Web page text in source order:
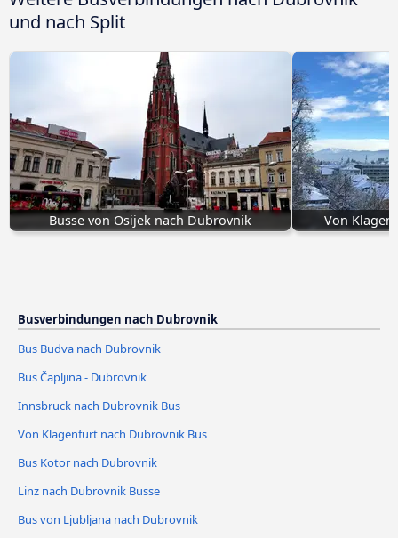
und nach Split
Busse von Osijek nach Dubrovnik Von
Busverbindungen nach Dubrovnik
Bus Budva nach Dubrovnik
Bus Čapljina - Dubrovnik
Innsbruck nach Dubrovnik Bus
Von Klagenfurt nach Dubrovnik Bus
Bus Kotor nach Dubrovnik
Linz nach Dubrovnik Busse
Bus von Ljubljana nach Dubrovnik